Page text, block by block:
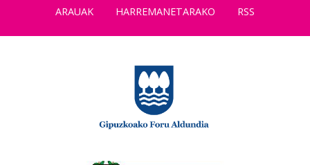
ARAUAK
HARREMANETARAKO RSS